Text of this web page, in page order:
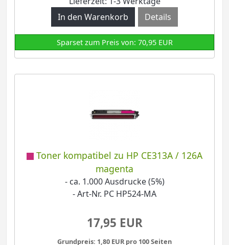
Details
Sparset zum Preis von: 70,95 EUR
Toner kompatibel zu HP CE313A / 126A
magenta
- ca. 1.000 Ausdrucke (5%)
- Art-Nr. PC HP524-MA
17,95 EUR
Grundpreis: 1,80 EUR pro 100 Seiten